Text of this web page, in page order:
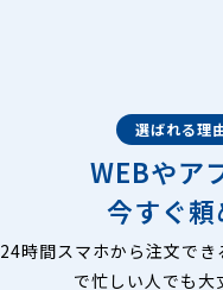
選ばれる理
WEBやア
今すぐ頼
24時間スマホから注文で
で忙しい人でも大